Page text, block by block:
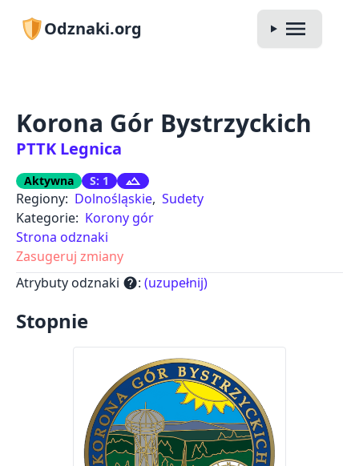
Odznaki.org
Korona Gór Bystrzyckich
PTTK Legnica
Aktywna S: 1
Regiony: Dolnośląskie, Sudety
Kategorie: Korony gór
Strona odznaki
Zasugeruj zmiany
Atrybuty odznaki help: (uzupełnij)
Stopnie